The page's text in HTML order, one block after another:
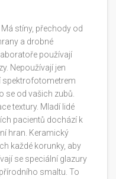
stíny, přechody od
a drobné
používají
Nepoužívají jen
spektrofotometrem
se od vašich zubů.
textury. Mladí lidé
pacientů dochází k
hran. Keramický
každé korunky, aby
se speciální glazury
smaltu. To